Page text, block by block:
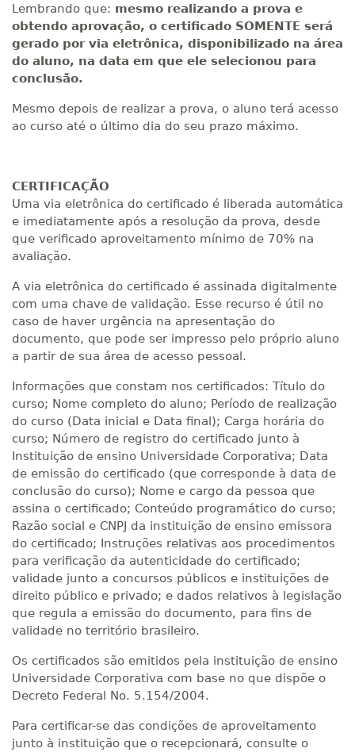
Lembrando que: mesmo realizando a prova e
obtendo aprovação, o certificado SOMENTE será
gerado por via eletrônica, disponibilizado na área
do aluno, na data em que ele selecionou para
conclusão.
Mesmo depois de realizar a prova, o aluno terá acesso
ao curso até o último dia do seu prazo máximo.
CERTIFICAÇÃO
Uma via eletrônica do certificado é liberada automática
e imediatamente após a resolução da prova, desde
que verificado aproveitamento mínimo de 70% na
avaliação.
A via eletrônica do certificado é assinada digitalmente
com uma chave de validação. Esse recurso é útil no
caso de haver urgência na apresentação do
documento, que pode ser impresso pelo próprio aluno
a partir de sua área de acesso pessoal.
Informações que constam nos certificados: Título do
curso; Nome completo do aluno; Período de realização
do curso (Data inicial e Data final); Carga horária do
curso; Número de registro do certificado junto à
Instituição de ensino Universidade Corporativa; Data
de emissão do certificado (que corresponde à data de
conclusão do curso); Nome e cargo da pessoa que
assina o certificado; Conteúdo programático do curso;
Razão social e CNPJ da instituição de ensino emissora
do certificado; Instruções relativas aos procedimentos
para verificação da autenticidade do certificado;
validade junto a concursos públicos e instituições de
direito público e privado; e dados relativos à legislação
que regula a emissão do documento, para fins de
validade no território brasileiro.
Os certificados são emitidos pela instituição de ensino
Universidade Corporativa com base no que dispõe o
Decreto Federal No. 5.154/2004.
Para certificar-se das condições de aproveitamento
junto à instituição que o recepcionará, consulte o